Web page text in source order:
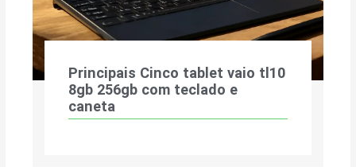
Principais Cinco tablet vaio tl10
8gb 256gb com teclado e
caneta